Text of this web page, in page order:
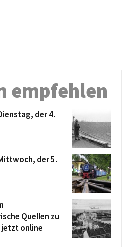
empfehlen
der 4.
der 5.
Quellen zu
online